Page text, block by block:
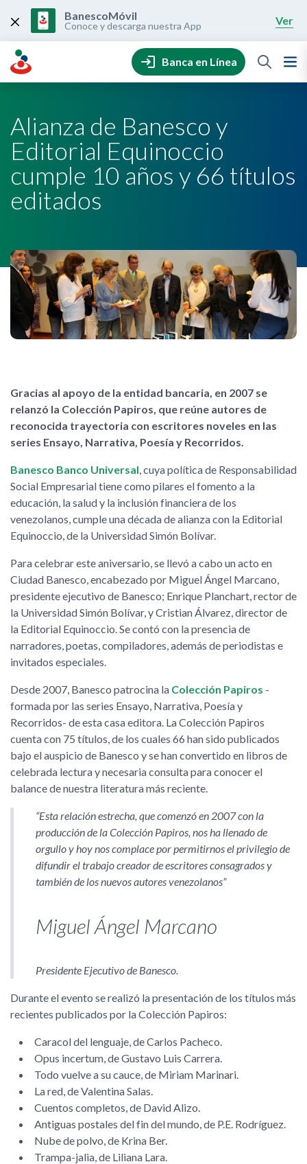
content
BanescoMóvil
Conoce y descarga nuestra App Ver
Banca en Línea
Alianza de Banesco y
Editorial Equinoccio
cumple 10 años y 66 títulos
editados
Gracias al apoyo de la entidad bancaria, en 2007 se
relanzó la Colección Papiros, que reúne autores de
reconocida trayectoria con escritores noveles en las
series Ensayo, Narrativa, Poesía y Recorridos.
Banesco Banco Universal , cuya política de Responsabilidad
Social Empresarial tiene como pilares el fomento a la
educación, la salud y la inclusión financiera de los
venezolanos, cumple una década de alianza con la Editorial
Equinoccio, de la Universidad Simón Bolívar.
Para celebrar este aniversario, se llevó a cabo un acto en
Ciudad Banesco, encabezado por Miguel Ángel Marcano,
presidente ejecutivo de Banesco; Enrique Planchart, rector de
la Universidad Simón Bolívar, y Cristian Álvarez, director de
la Editorial Equinoccio. Se contó con la presencia de
narradores, poetas, compiladores, además de periodistas e
invitados especiales.
Desde 2007, Banesco patrocina la Colección Papiros -
formada por las series Ensayo, Narrativa, Poesía y
Recorridos- de esta casa editora. La Colección Papiros
cuenta con 75 títulos, de los cuales 66 han sido publicados
bajo el auspicio de Banesco y se han convertido en libros de
celebrada lectura y necesaria consulta para conocer el
balance de nuestra literatura más reciente.
Esta relación estrecha, que comenzó en 2007 con la
producción de la Colección Papiros, nos ha llenado de
orgullo y hoy nos complace por permitirnos el privilegio de
difundir el trabajo creador de escritores consagrados y
también de los nuevos autores venezolanos
Miguel Ángel Marcano
Presidente Ejecutivo de Banesco.
Durante el evento se realizó la presentación de los títulos más
recientes publicados por la Colección Papiros:
Caracol del lenguaje, de Carlos Pacheco.
Opus incertum, de Gustavo Luis Carrera.
Todo vuelve a su cauce, de Miriam Marinari.
La red, de Valentina Salas.
Cuentos completos, de David Alizo.
Antiguas postales del fin del mundo, de P.E. Rodríguez.
Nube de polvo, de Krina Ber.
Trampa-jalia, de Liliana Lara.